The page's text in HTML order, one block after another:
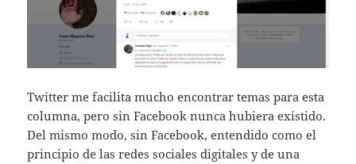
Twitter me facilita mucho encontrar temas para esta
columna, pero sin Facebook nunca hubiera existido.
Del mismo modo, sin Facebook, entendido como el
principio de las redes sociales digitales y de una